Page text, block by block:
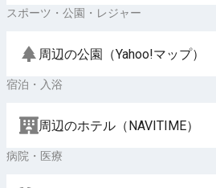
スポーツ・公園・レジャー
周辺の公園（Yahoo!マップ）
宿泊・入浴
周辺のホテル（NAVITIME）
病院・医療